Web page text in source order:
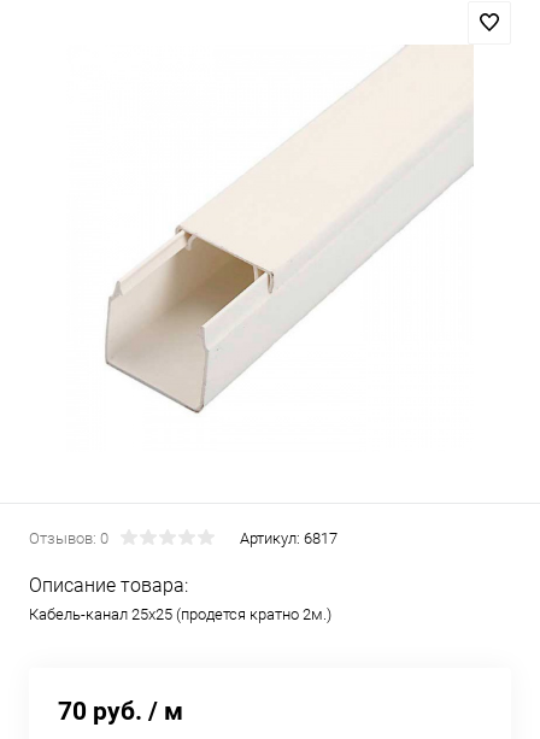
Отзывов: 0 Артикул: 6817
Описание товара:
Кабель-канал 25х25 (продется кратно 2м.)
70 руб. / м